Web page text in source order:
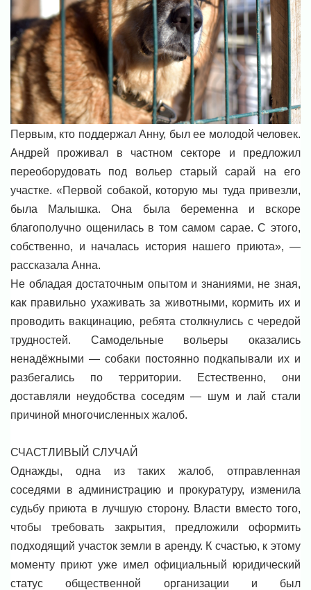
Первым, кто поддержал Анну, был ее молодой человек.
Андрей проживал в частном секторе и предложил
переоборудовать под вольер старый сарай на его
участке. «Первой собакой, которую мы туда привезли,
была Малышка. Она была беременна и вскоре
благополучно ощенилась в том самом сарае. С этого,
собственно, и началась история нашего приюта», —
рассказала Анна.
Не обладая достаточным опытом и знаниями, не зная,
как правильно ухаживать за животными, кормить их и
проводить вакцинацию, ребята столкнулись с чередой
трудностей. Самодельные вольеры оказались
ненадёжными — собаки постоянно подкапывали их и
разбегались по территории. Естественно, они
доставляли неудобства соседям — шум и лай стали
причиной многочисленных жалоб.
СЧАСТЛИВЫЙ СЛУЧАЙ
Однажды, одна из таких жалоб, отправленная
соседями в администрацию и прокуратуру, изменила
судьбу приюта в лучшую сторону. Власти вместо того,
чтобы требовать закрытия, предложили оформить
подходящий участок земли в аренду. К счастью, к этому
моменту приют уже имел официальный юридический
статус общественной организации и был